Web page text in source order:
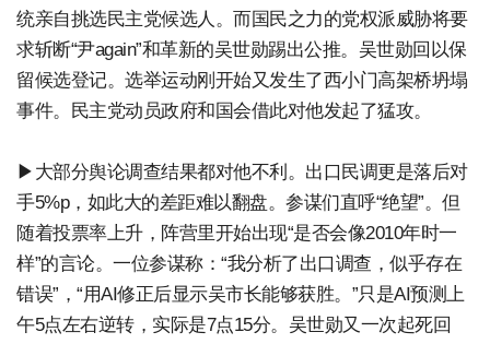
统亲自挑选民主党候选人。而国民之力的党权派威胁将要
求斩断“尹again”和革新的吴世勋踢出公推。吴世勋回以保
留候选登记。选举运动刚开始又发生了西小门高架桥坍塌
事件。民主党动员政府和国会借此对他发起了猛攻。
▶大部分舆论调查结果都对他不利。出口民调更是落后对
手5%p，如此大的差距难以翻盘。参谋们直呼“绝望”。但
随着投票率上升，阵营里开始出现“是否会像2010年时一
样”的言论。一位参谋称：“我分析了出口调查，似乎存在
错误”，“用AI修正后显示吴市长能够获胜。”只是AI预测上
午5点左右逆转，实际是7点15分。吴世勋又一次起死回